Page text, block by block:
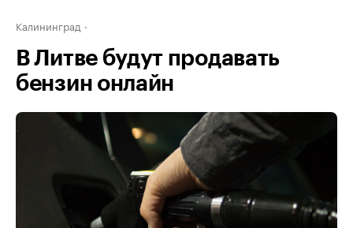
Калининград
В Литве будут продавать
бензин онлайн